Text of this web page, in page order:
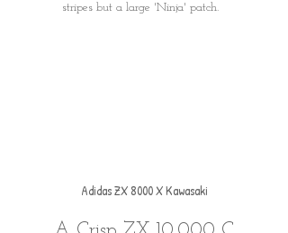
stripes but a large 'Ninja' patch.
Adidas ZX 8000 X Kawasaki